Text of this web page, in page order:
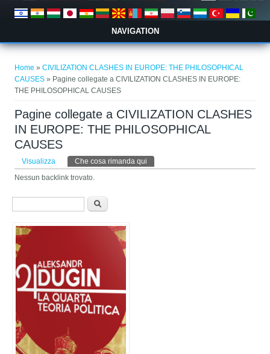
NAVIGATION
Home »CIVILIZATION CLASHES IN EUROPE: THE PHILOSOPHICAL
CAUSES » Pagine collegate a CIVILIZATION CLASHES IN EUROPE:
THE PHILOSOPHICAL CAUSES
Pagine collegate a CIVILIZATION CLASHES
IN EUROPE: THE PHILOSOPHICAL
CAUSES
Schede primarie
Visualizza Che cosa rimanda qui
Nessun backlink trovato.
Form di ricerca